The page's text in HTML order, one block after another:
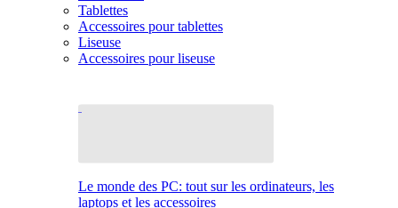
Tablettes
Accessoires pour tablettes
Liseuse
Accessoires pour liseuse
Le monde des PC: tout sur les ordinateurs, les
laptops et les accessoires